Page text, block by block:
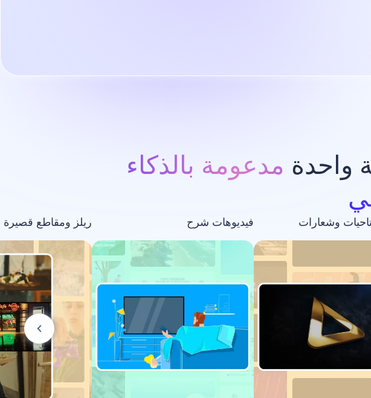
واحدة مدعومة بالذكاء
وشعارات فيديوهات شرح ريلز ومقاطع قصيرة